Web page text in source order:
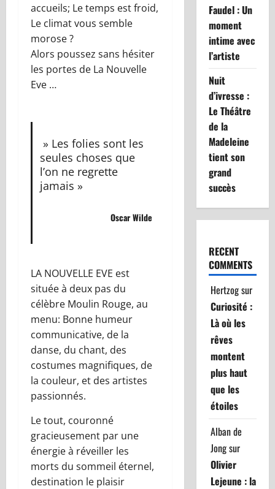
accueils; Le temps est froid,
Le climat vous semble
morose ?
Alors poussez sans hésiter
les portes de La Nouvelle
Eve …
» Les folies sont les
seules choses que
l’on ne regrette
jamais »
Oscar Wilde
LA NOUVELLE EVE est
située à deux pas du
célèbre Moulin Rouge, au
menu: Bonne humeur
communicative, de la
danse, du chant, des
costumes magnifiques, de
la couleur, et des artistes
passionnés.
Le tout, couronné
gracieusement par une
énergie à réveiller les
morts du sommeil éternel,
destination le plaisir
Faudel : Un
moment
intime avec
l’artiste
Nuit
d’ivresse :
Le Théâtre
de la
Madeleine
tient son
grand
succès
RECENT
COMMENTS
Hertzogsur
Curiosité :
Là où les
rêves
montent
plus haut
que les
étoiles
Alban de
Jongsur
Olivier
Lejeune : la